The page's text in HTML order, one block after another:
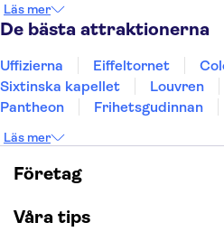
Uppsala
Helsingborg
Läs mer
De bästa attraktionerna
Uffizierna Eiffeltornet
Sixtinska kapellet
Louvren
Pantheon
Frihetsgudinnan
Burj Khalifa
Keukenhof
Saltgruvan i Wieliczka
London Dungeon
Läs mer
Företag
Våra tips